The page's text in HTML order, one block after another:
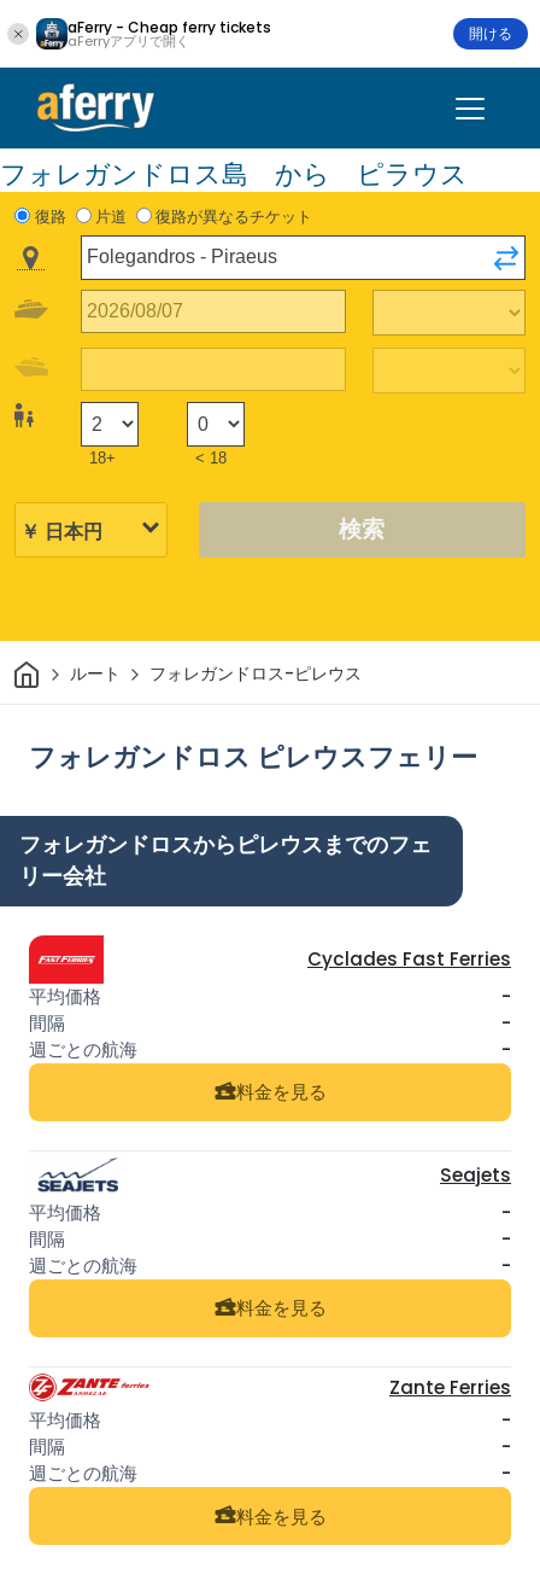
aFerry - Cheap ferry tickets
aFerryアプリで開く 開ける
フォレガンドロス島 から ピラウス
復路 片道 復路が異なるチケット
18+ < 18
検索
家 ルート フォレガンドロス-ピレウス
フォレガンドロス ピレウスフェリー
フォレガンドロスからピレウスまでのフェ
リー会社
Cyclades Fast Ferries
-
-
-
料金を見る
Seajets
-
-
-
料金を見る
Zante Ferries
-
-
-
料金を見る